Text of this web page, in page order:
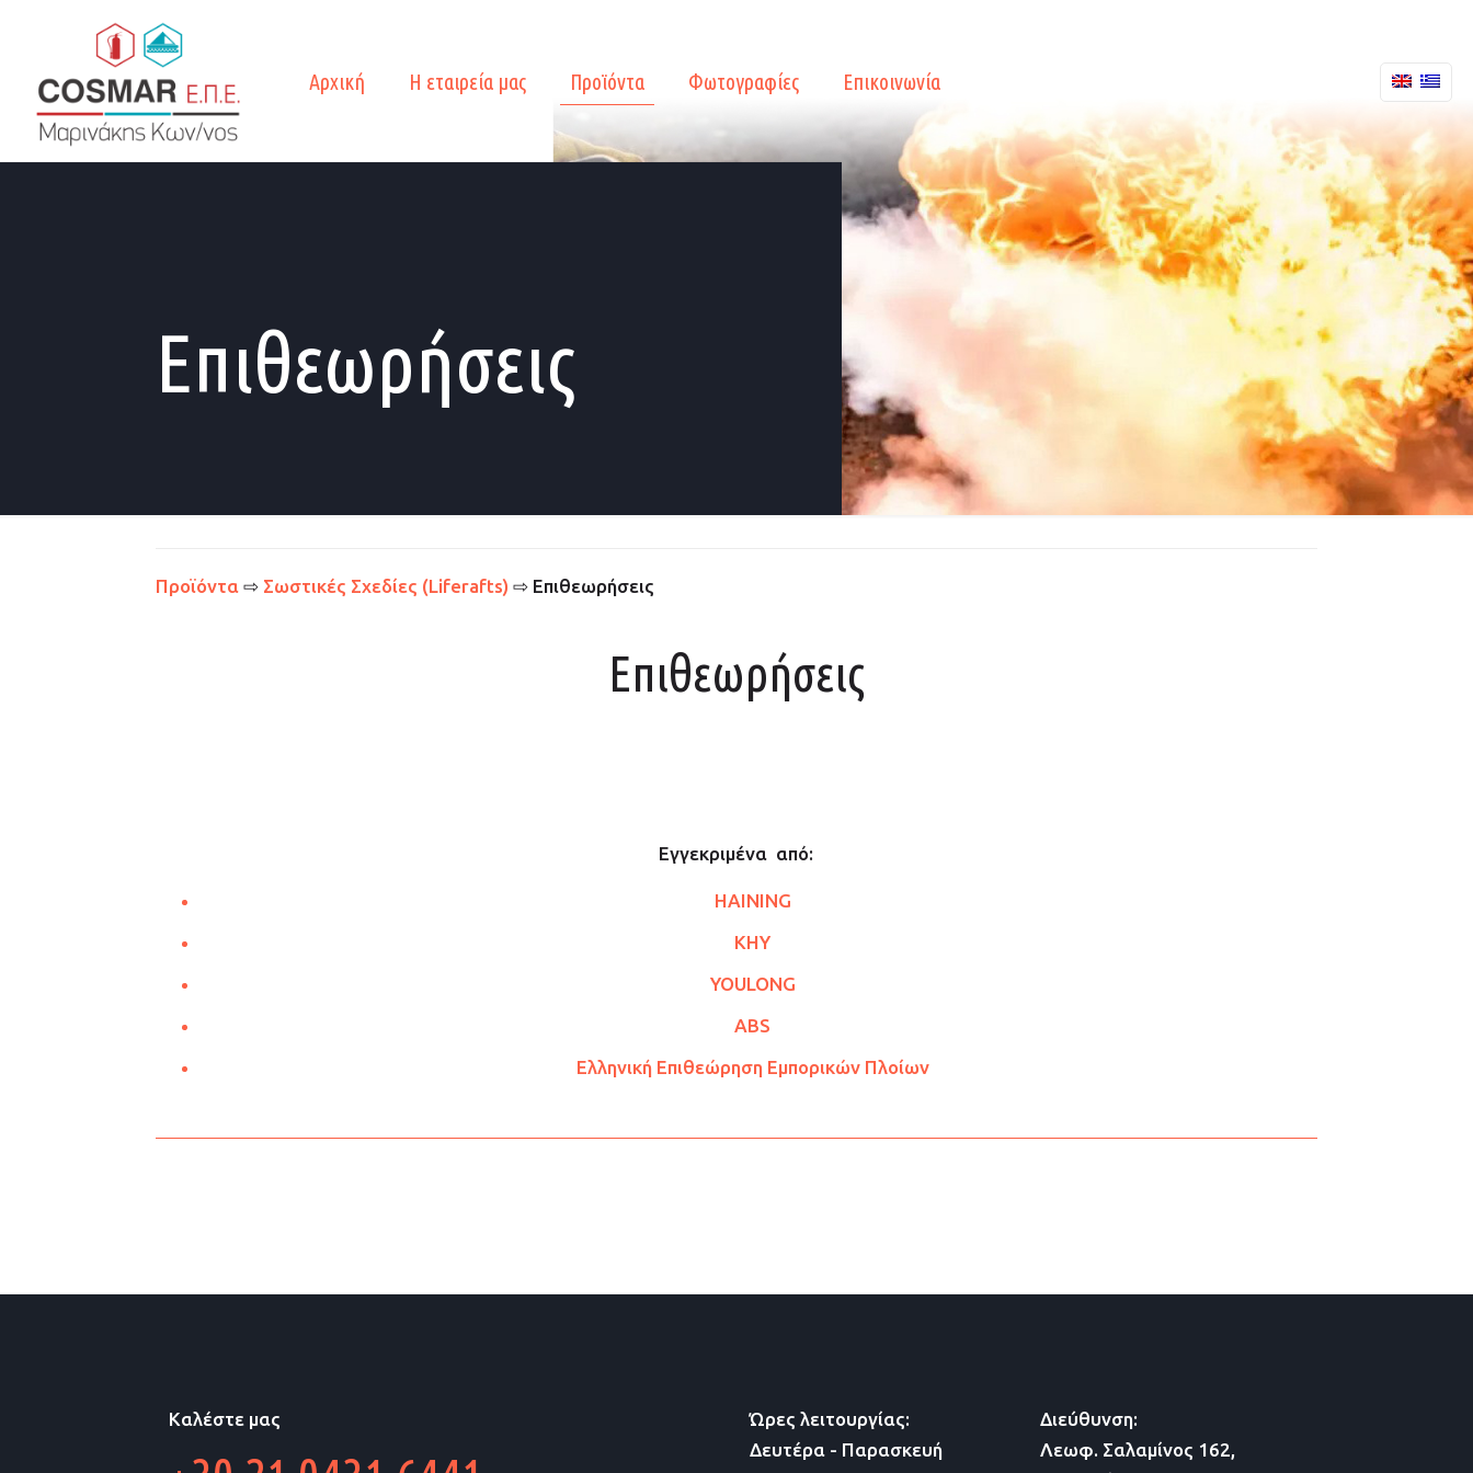
Αρχική Η εταιρεία μας Προϊόντα Φωτογραφίες Επικοινωνία
Επιθεωρήσεις
Προϊόντα ⇨ Σωστικές Σχεδίες (Liferafts) ⇨ Επιθεωρήσεις
Επιθεωρήσεις
Εγγεκριμένα από:
HAINING
KHY
YOULONG
ABS
Ελληνική Επιθεώρηση Εμπορικών Πλοίων
Καλέστε μας
Ώρες λειτουργίας:
Δευτέρα - Παρασκευή
Διεύθυνση:
Λεωφ. Σαλαμίνος 162,